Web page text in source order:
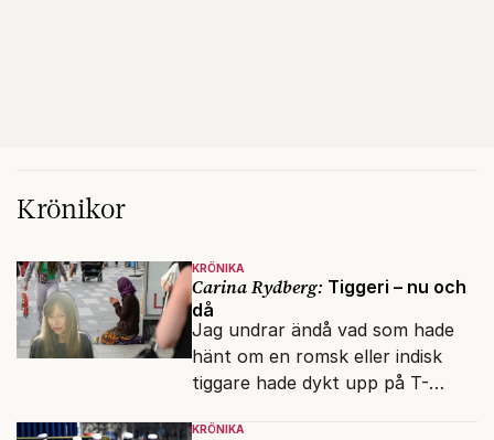
Krönikor
KRÖNIKA
Carina Rydberg: Tiggeri – nu och
då
Jag undrar ändå vad som hade
hänt om en romsk eller indisk
tiggare hade dykt upp på T-
vilken det hade gått bra att
KRÖNIKA